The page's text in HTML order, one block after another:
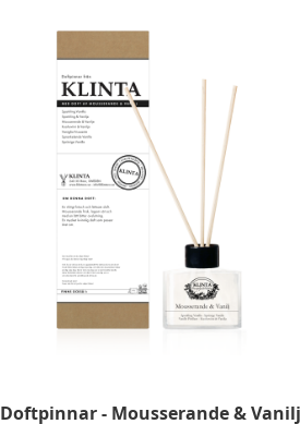
Doftpinnar - Mousserande & Vanilj